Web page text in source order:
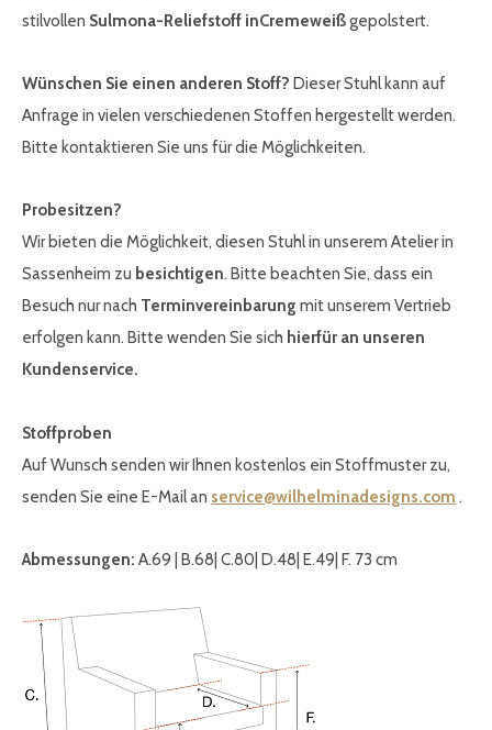
stilvollen Sulmona-Reliefstoff inCremeweißgepolstert.
Wünschen Sie einen anderen Stoff? Dieser Stuhl kann auf
Anfrage in vielen verschiedenen Stoffen hergestellt werden.
Bitte kontaktieren Sie uns für die Möglichkeiten.
Probesitzen?
Wir bieten die Möglichkeit, diesen Stuhl in unserem Atelier in
Sassenheim zu besichtigen. Bitte beachten Sie, dass ein
Besuch nur nach Terminvereinbarung mit unserem Vertrieb
erfolgen kann. Bitte wenden Sie sich hierfür an unseren
Kundenservice.
Stoffproben
Auf Wunsch senden wir Ihnen kostenlos ein Stoffmuster zu,
senden Sie eine E-Mail an service@wilhelminadesigns.com .
Abmessungen: A.69 | B.68| C.80| D.48| E.49| F. 73 cm